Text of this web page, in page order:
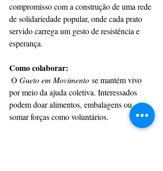
compromisso com a construção de uma rede
de solidariedade popular, onde cada prato
servido carrega um gesto de resistência e
esperança.
Como colaborar:
O Gueto em Movimento se mantém vivo
por meio da ajuda coletiva. Interessados
podem doar alimentos, embalagens ou
somar forças como voluntários.